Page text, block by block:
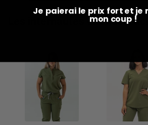
Les internautes ont aussi
Je paierai le prix fort et je
mon coup !